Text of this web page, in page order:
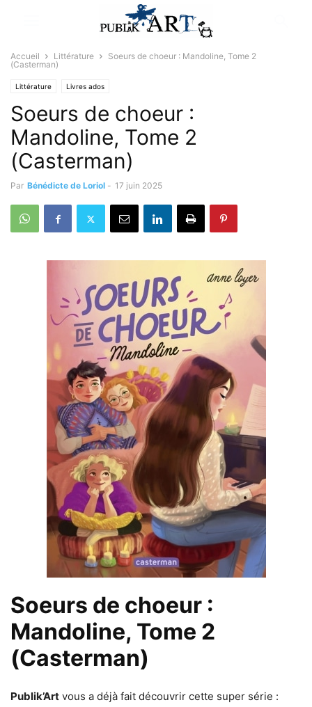
Accueil Littérature
Soeurs de choeur : Mandoline, Tome 2
(Casterman)
Littérature Livres ados
Soeurs de choeur :
Mandoline, Tome 2
(Casterman)
Par Bénédicte de Loriol - 17 juin 2025
Soeurs de choeur :
Mandoline, Tome 2
(Casterman)
Publik’Art vous a déjà fait découvrir cette super série :